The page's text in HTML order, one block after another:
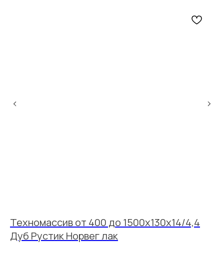
Техномассив от 400 до 1500х130х14/4,4
Дуб Рустик Норвег лак